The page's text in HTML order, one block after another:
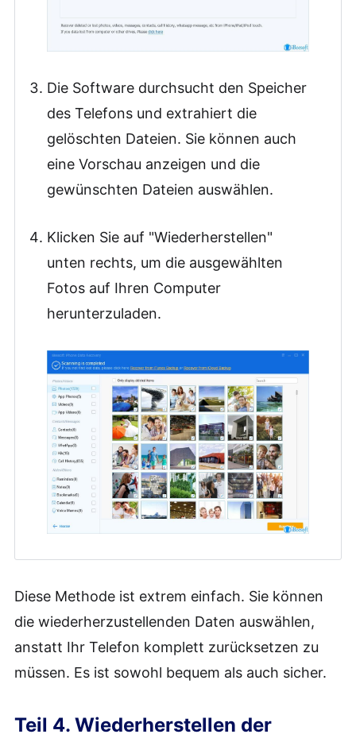
Die Software durchsucht den Speicher
des Telefons und extrahiert die
gelöschten Dateien. Sie können auch
eine Vorschau anzeigen und die
gewünschten Dateien auswählen.
Klicken Sie auf "Wiederherstellen"
unten rechts, um die ausgewählten
Fotos auf Ihren Computer
herunterzuladen.
Diese Methode ist extrem einfach. Sie können
die wiederherzustellenden Daten auswählen,
anstatt Ihr Telefon komplett zurücksetzen zu
müssen. Es ist sowohl bequem als auch sicher.
Teil 4. Wiederherstellen der